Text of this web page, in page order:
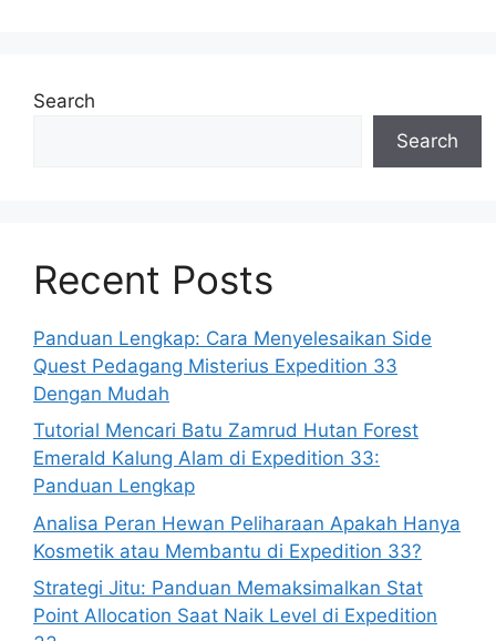
Search
Search
Recent Posts
Panduan Lengkap: Cara Menyelesaikan Side
Quest Pedagang Misterius Expedition 33
Dengan Mudah
Tutorial Mencari Batu Zamrud Hutan Forest
Emerald Kalung Alam di Expedition 33:
Panduan Lengkap
Analisa Peran Hewan Peliharaan Apakah Hanya
Kosmetik atau Membantu di Expedition 33?
Strategi Jitu: Panduan Memaksimalkan Stat
Point Allocation Saat Naik Level di Expedition